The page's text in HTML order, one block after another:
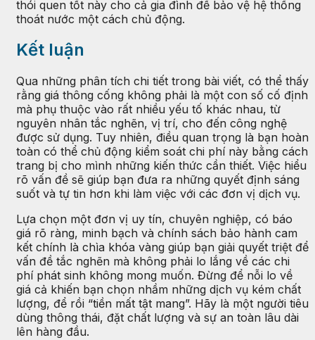
thói quen tốt này cho cả gia đình để bảo vệ hệ thống
thoát nước một cách chủ động.
Kết luận
Qua những phân tích chi tiết trong bài viết, có thể thấy
rằng giá thông cống không phải là một con số cố định
mà phụ thuộc vào rất nhiều yếu tố khác nhau, từ
nguyên nhân tắc nghẽn, vị trí, cho đến công nghệ
được sử dụng. Tuy nhiên, điều quan trọng là bạn hoàn
toàn có thể chủ động kiểm soát chi phí này bằng cách
trang bị cho mình những kiến thức cần thiết. Việc hiểu
rõ vấn đề sẽ giúp bạn đưa ra những quyết định sáng
suốt và tự tin hơn khi làm việc với các đơn vị dịch vụ.
Lựa chọn một đơn vị uy tín, chuyên nghiệp, có báo
giá rõ ràng, minh bạch và chính sách bảo hành cam
kết chính là chìa khóa vàng giúp bạn giải quyết triệt để
vấn đề tắc nghẽn mà không phải lo lắng về các chi
phí phát sinh không mong muốn. Đừng để nỗi lo về
giá cả khiến bạn chọn nhầm những dịch vụ kém chất
lượng, để rồi “tiền mất tật mang”. Hãy là một người tiêu
dùng thông thái, đặt chất lượng và sự an toàn lâu dài
lên hàng đầu.